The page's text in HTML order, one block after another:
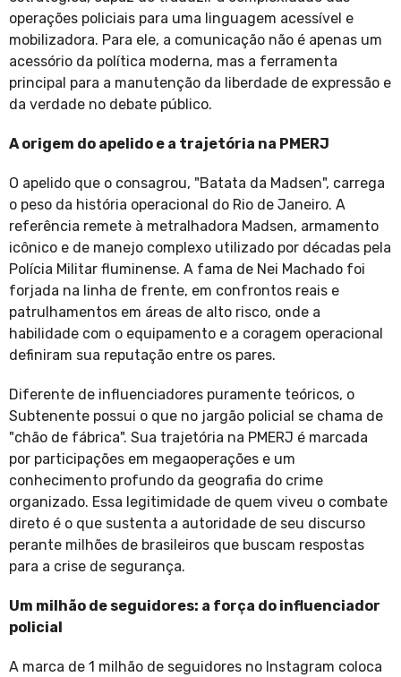
operações policiais para uma linguagem acessível e
mobilizadora. Para ele, a comunicação não é apenas um
acessório da política moderna, mas a ferramenta
principal para a manutenção da liberdade de expressão e
da verdade no debate público.
A origem do apelido e a trajetória na PMERJ
O apelido que o consagrou, "Batata da Madsen", carrega
o peso da história operacional do Rio de Janeiro. A
referência remete à metralhadora Madsen, armamento
icônico e de manejo complexo utilizado por décadas pela
Polícia Militar fluminense. A fama de Nei Machado foi
forjada na linha de frente, em confrontos reais e
patrulhamentos em áreas de alto risco, onde a
habilidade com o equipamento e a coragem operacional
definiram sua reputação entre os pares.
Diferente de influenciadores puramente teóricos, o
Subtenente possui o que no jargão policial se chama de
"chão de fábrica". Sua trajetória na PMERJ é marcada
por participações em megaoperações e um
conhecimento profundo da geografia do crime
organizado. Essa legitimidade de quem viveu o combate
direto é o que sustenta a autoridade de seu discurso
perante milhões de brasileiros que buscam respostas
para a crise de segurança.
Um milhão de seguidores: a força do influenciador
policial
A marca de 1 milhão de seguidores no Instagram coloca